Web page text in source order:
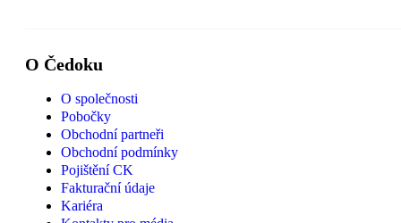
O Čedoku
O společnosti
Pobočky
Obchodní partneři
Obchodní podmínky
Pojištění CK
Fakturační údaje
Kariéra